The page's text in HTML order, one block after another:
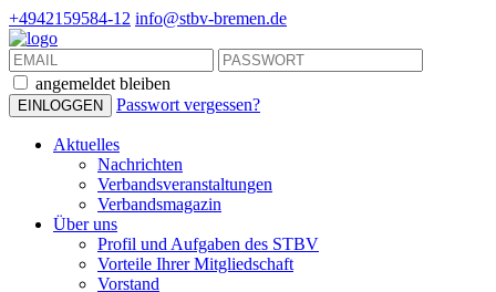
+4942159584-12 info@stbv-bremen.de
angemeldet bleiben
Passwort vergessen?
Aktuelles
Nachrichten
Verbandsveranstaltungen
Verbandsmagazin
Über uns
Profil und Aufgaben des STBV
Vorteile Ihrer Mitgliedschaft
Vorstand